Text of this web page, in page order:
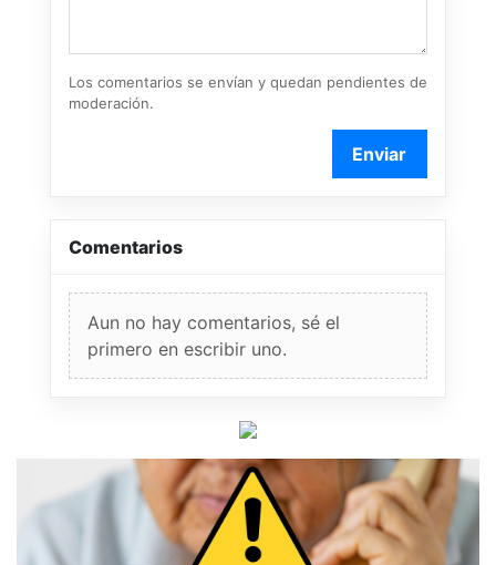
Los comentarios se envían y quedan pendientes de
moderación.
Enviar
Comentarios
Aun no hay comentarios, sé el
primero en escribir uno.